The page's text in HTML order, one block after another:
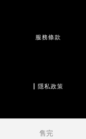
售完
服務條款
隱私政策
退款政策